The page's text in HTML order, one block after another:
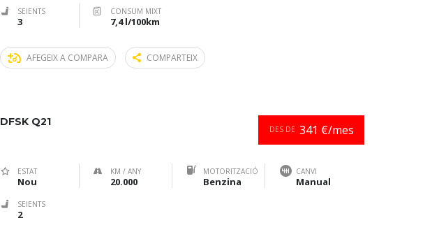
SEIENTS
3
CONSUM MIXT
7,4 l/100km
AFEGEIX A COMPARA COMPARTEIX
DES DE 341 €/mes
DFSK Q21
ESTAT
Nou
KM / ANY
20.000
MOTORITZACIÓ
Benzina
CANVI
Manual
SEIENTS
2